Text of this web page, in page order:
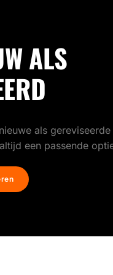
ALS
als gereviseerde
een passende